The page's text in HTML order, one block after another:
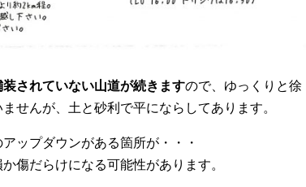
装されていない山道が続きますので、ゆっくりと徐
せんが、土と砂利で平にならしてあります。
ップダウンがある箇所が・・・
傷だらけになる可能性があります。